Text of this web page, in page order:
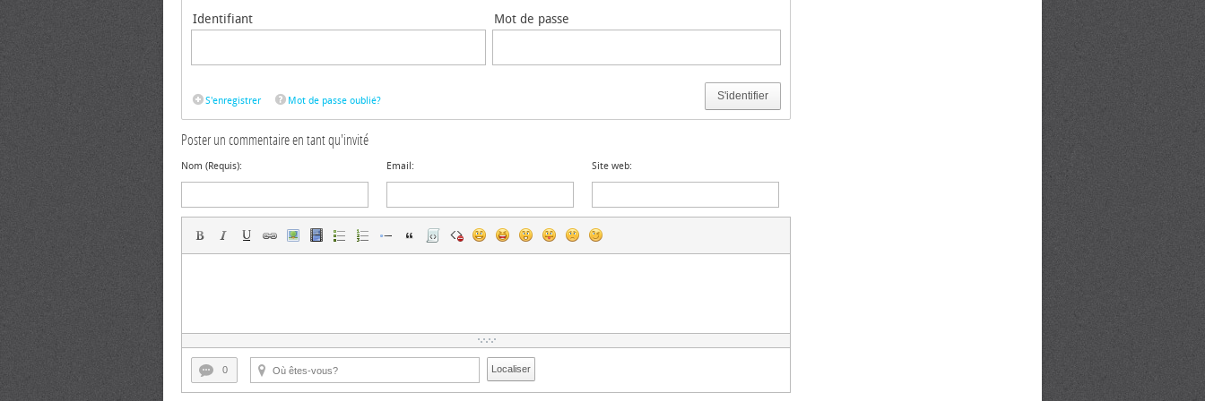
Identifiant Mot de passe
S'identifier
S'enregistrer Mot de passe oublié?
Poster un commentaire en tant qu'invité
Nom (Requis): Email: Site web:
0 Localiser